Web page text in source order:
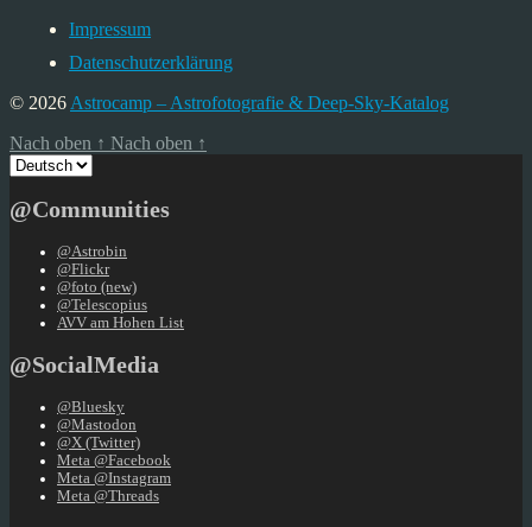
Impressum
Datenschutzerklärung
© 2026 Astrocamp – Astrofotografie & Deep-Sky-Katalog
Nach oben ↑ Nach oben ↑
Sprache
auswählen
@Communities
@Astrobin
@Flickr
@foto (new)
@Telescopius
AVV am Hohen List
@SocialMedia
@Bluesky
@Mastodon
@X (Twitter)
Meta @Facebook
Meta @Instagram
Meta @Threads